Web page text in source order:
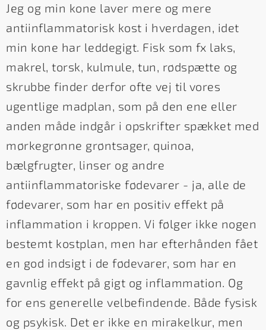
Jeg og min kone laver mere og mere
antiinflammatorisk kost i hverdagen, idet
min kone har leddegigt. Fisk som fx laks,
makrel, torsk, kulmule, tun, rødspætte og
skrubbe finder derfor ofte vej til vores
ugentlige madplan, som på den ene eller
anden måde indgår i opskrifter spækket med
mørkegrønne grøntsager, quinoa,
bælgfrugter, linser og andre
antiinflammatoriske fødevarer - ja, alle de
fødevarer, som har en positiv effekt på
inflammation i kroppen. Vi følger ikke nogen
bestemt kostplan, men har efterhånden fået
en god indsigt i de fødevarer, som har en
gavnlig effekt på gigt og inflammation. Og
for ens generelle velbefindende. Både fysisk
og psykisk. Det er ikke en mirakelkur, men